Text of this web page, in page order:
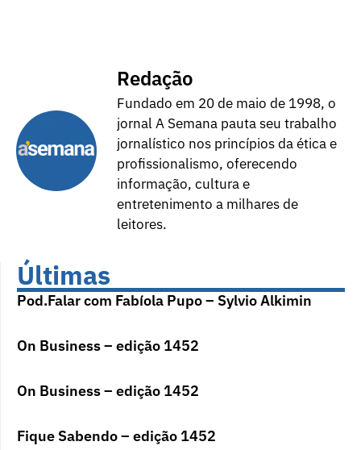
Redação
Fundado em 20 de maio de 1998, o
jornal A Semana pauta seu trabalho
jornalístico nos princípios da ética e
profissionalismo, oferecendo
informação, cultura e
entretenimento a milhares de
leitores.
Últimas
Pod.Falar com Fabíola Pupo – Sylvio Alkimin
On Business – edição 1452
On Business – edição 1452
Fique Sabendo – edição 1452